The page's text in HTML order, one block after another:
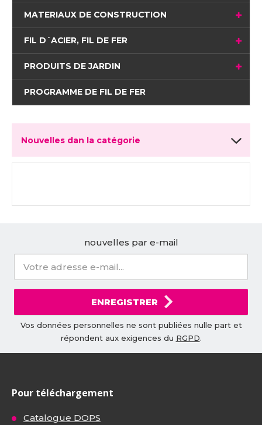
MATERIAUX DE CONSTRUCTION
FIL D´ACIER, FIL DE FER
PRODUITS DE JARDIN
PROGRAMME DE FIL DE FER
Nouvelles dan la catégorie
nouvelles par e-mail
ENREGISTRER
Vos données personnelles ne sont publiées nulle part et
répondent aux exigences du RGPD.
Pour téléchargement
Catalogue DOPS